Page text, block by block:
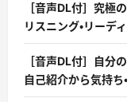
［音声DL付］究極
リスニング・リーデ
［音声DL付］自分
自己紹介から気持ち